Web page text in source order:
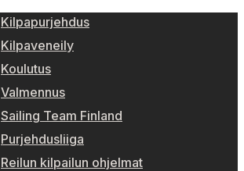
Kilpapurjehdus
Kilpaveneily
Koulutus
Valmennus
Sailing Team Finland
Purjehdusliiga
Reilun kilpailun ohjelmat